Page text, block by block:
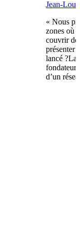
Jean-
« Nous
zones où
couvrir de
présenter
lancé ?La
d’un